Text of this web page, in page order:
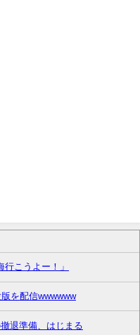
こうよー！」
を配信wwwwww
退準備、はじまる